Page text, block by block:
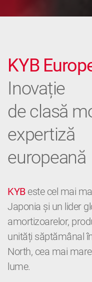
KYB
Inovație
de clasă
expertiză
europeană
KYBeste cel mai
Japonia și un lider
amortizoarelor,
unități săptămânal
North, cea mai
lume.